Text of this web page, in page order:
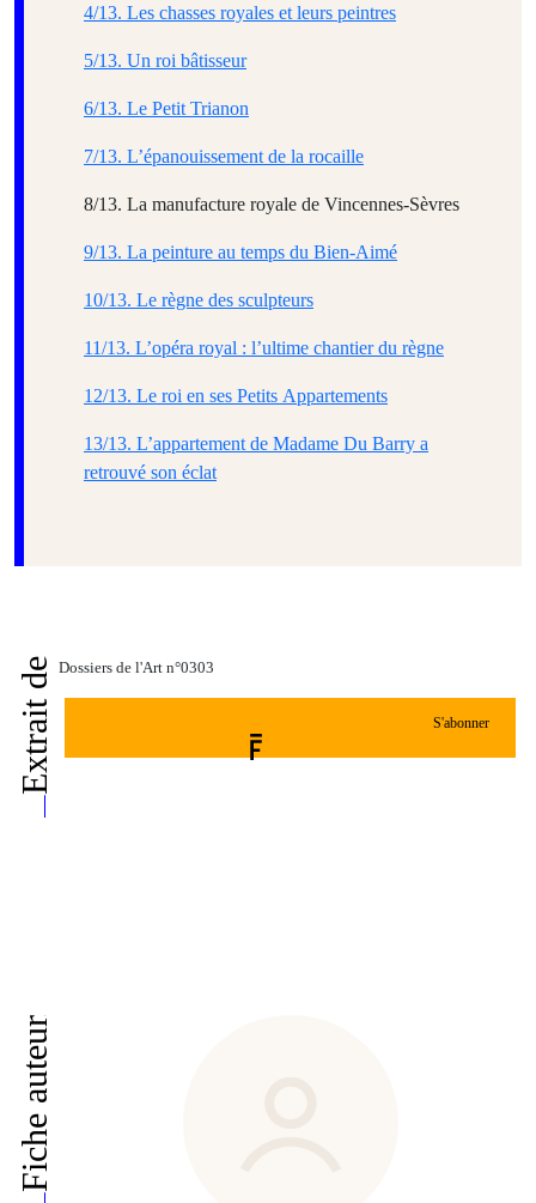
4/13. Les chasses royales et leurs peintres
5/13. Un roi bâtisseur
6/13. Le Petit Trianon
7/13. L’épanouissement de la rocaille
8/13. La manufacture royale de Vincennes-Sèvres
9/13. La peinture au temps du Bien-Aimé
10/13. Le règne des sculpteurs
11/13. L’opéra royal : l’ultime chantier du règne
12/13. Le roi en ses Petits Appartements
13/13. L’appartement de Madame Du Barry a
retrouvé son éclat
Extrait de Dossiers de l'Art n°0303
S'abonner
Fiche auteur